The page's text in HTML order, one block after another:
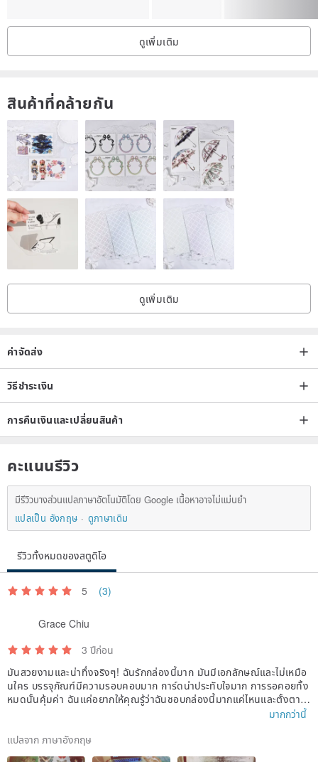
The item will be ready for shipping within 1-3 business days.
shipment.
If you have any questions please feel free to contact me.
Thanks for visiting!
ดูเพิ่มเติม
สินค้าที่คล้ายกัน
ดูเพิ่มเติม
ค่าจัดส่ง
วิธีชำระเงิน
การคืนเงินและเปลี่ยนสินค้า
คะแนนรีวิว
มีรีวิวบางส่วนแปลภาษาอัตโนมัติโดย Google เนื้อหาอาจไม่แม่นยำ
แปลเป็น อังกฤษ
ดูภาษาเดิม
รีวิวทั้งหมดของสตูดิโอ
5 (3)
Grace Chiu
3 ปีก่อน
มันสวยงามและน่าทึ่งจริงๆ! ฉันรักกล่องนี้มาก มันมีเอกลักษณ์และไม่เหมือ
นใคร บรรจุภัณฑ์มีความรอบคอบมาก การ์ดน่าประทับใจมาก การรอคอยทั้ง
หมดนั้นคุ้มค่า ฉันแค่อยากให้คุณรู้ว่าฉันชอบกล่องนี้มากแค่ไหนและตั้งตาร
มากกว่านี้
แปลจาก ภาษาอังกฤษ